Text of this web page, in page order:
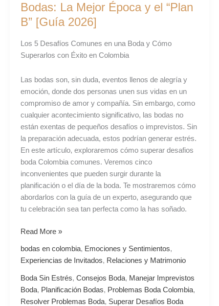
Bodas: La Mejor Época y el “Plan
B” [Guía 2026]
Los 5 Desafíos Comunes en una Boda y Cómo
Superarlos con Éxito en Colombia
Las bodas son, sin duda, eventos llenos de alegría y
emoción, donde dos personas unen sus vidas en un
compromiso de amor y compañía. Sin embargo, como
cualquier acontecimiento significativo, las bodas no
están exentas de pequeños desafíos o imprevistos. Sin
la preparación adecuada, estos podrían generar estrés.
En este artículo, exploraremos cómo superar desafios
boda Colombia comunes. Veremos cinco
inconvenientes que pueden surgir durante la
planificación o el día de la boda. Te mostraremos cómo
abordarlos con la guía de un experto, asegurando que
tu celebración sea tan perfecta como la has soñado.
B”
[Guía
Read More »
bodas en colombia, Emociones y Sentimientos,
Experiencias de Invitados, Relaciones y Matrimonio
Boda Sin Estrés, Consejos Boda, Manejar Imprevistos
Boda, Planificación Bodas, Problemas Boda Colombia,
Resolver Problemas Boda, Superar Desafíos Boda